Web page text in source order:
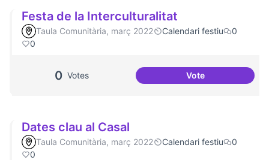
Festa de la Interculturalitat
Taula Comunitària, març 2022 Calendari festiu
0
0
0 Votes VoteFesta de la
Dates clau al Casal
Taula Comunitària, març 2022 Calendari festiu
0
0